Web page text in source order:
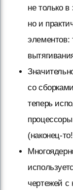
не только в
но и
элементов:
со
теперь
(наконец-
чертежей с